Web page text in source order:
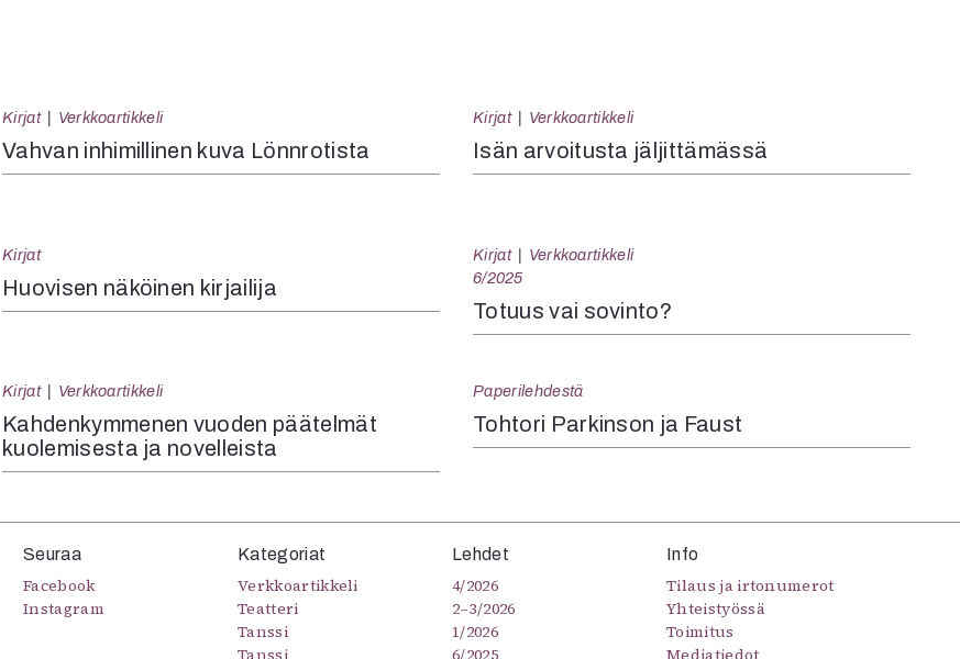
Kirjat Verkkoartikkeli
Vahvan inhimillinen kuva Lönnrotista
Kirjat Verkkoartikkeli
Isän arvoitusta jäljittämässä
Kirjat
Huovisen näköinen kirjailija
Kirjat
Verkkoartikkeli
6/2025
Totuus vai sovinto?
Kirjat Verkkoartikkeli
Kahdenkymmenen vuoden päätelmät
kuolemisesta ja novelleista
Paperilehdestä
Tohtori Parkinson ja Faust
Seuraa
Facebook
Instagram
Kategoriat
Verkkoartikkeli
Teatteri
Tanssi
Tanssi
Lehdet
4/2026
2–3/2026
1/2026
6/2025
Info
Tilaus ja irtonumerot
Yhteistyössä
Toimitus
Mediatiedot